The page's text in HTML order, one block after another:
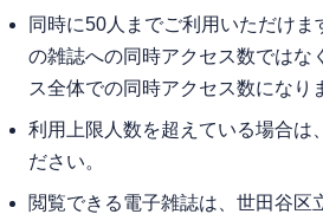
同時に50人までご利用いただけ
の雑誌への同時アクセス数ではな
ス全体での同時アクセス数になり
利用上限人数を超えている場合は
ださい。
閲覧できる電子雑誌は、世田谷区